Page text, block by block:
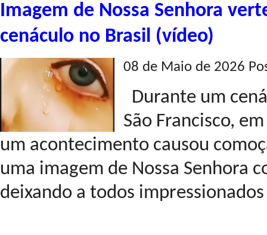
Imagem de Nossa Senhora
cenáculo no Brasil (vídeo)
08 de Maio de 2026
Durante um
São Francisco,
um acontecimento causou
uma imagem de Nossa Senhora
deixando a todos